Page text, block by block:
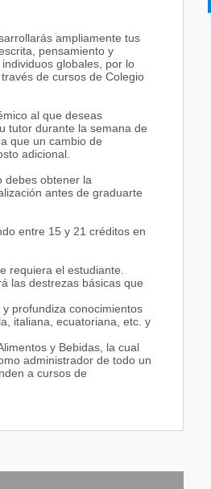
ampliamente tus
pensamiento y
globales, por lo
de cursos de Colegio
al que deseas
tutor durante la semana de
que un cambio de
adicional.
debes obtener la
antes de graduarte
entre 15 y 21 créditos en
requiera el estudiante.
las destrezas básicas que
profundiza conocimientos
italiana, ecuatoriana, etc. y
y Bebidas, la cual
administrador de todo un
a cursos de